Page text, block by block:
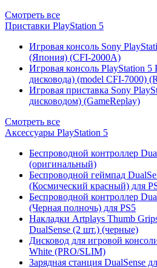
Смотреть все
Приставки PlayStation 5
Игровая консоль Sony
(Япония) (CFI-2000A)
Игровая консоль PlayStation
дисковода) (model CFI-7000)
Игровая приставка Sony
дисководом) (GameReplay)
Смотреть все
Аксессуары PlayStation 5
Беспроводной контроллер
(оригинальный)
Беспроводной геймпад
(Космический красный) для
Беспроводной контроллер
(Черная полночь) для PS5
Накладки Artplays Thumb
DualSense (2 шт.) (черные)
Дисковод для игровой
White (PRO/SLIM)
Зарядная станция DualSense